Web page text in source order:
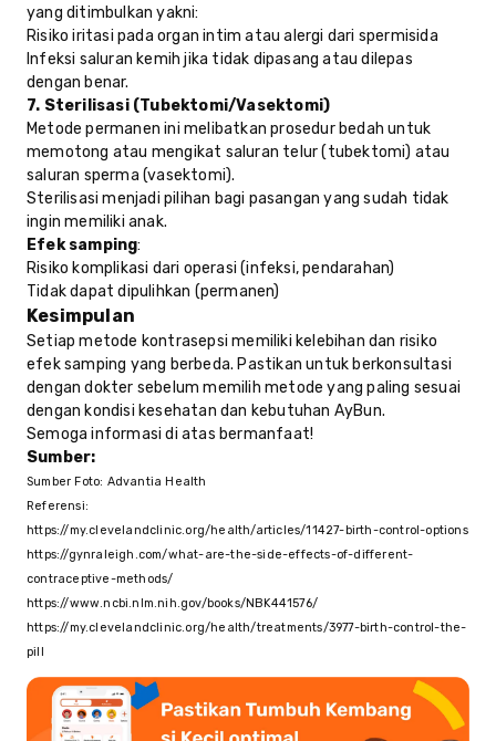
yang ditimbulkan yakni:
Risiko iritasi pada organ intim atau alergi dari spermisida
Infeksi saluran kemih jika tidak dipasang atau dilepas
dengan benar.
7. Sterilisasi (Tubektomi/Vasektomi)
Metode permanen ini melibatkan prosedur bedah untuk
memotong atau mengikat saluran telur (tubektomi) atau
saluran sperma (vasektomi).
Sterilisasi menjadi pilihan bagi pasangan yang sudah tidak
ingin memiliki anak.
Efek samping:
Risiko komplikasi dari operasi (infeksi, pendarahan)
Tidak dapat dipulihkan (permanen)
Kesimpulan
Setiap metode kontrasepsi memiliki kelebihan dan risiko
efek samping yang berbeda. Pastikan untuk berkonsultasi
dengan dokter sebelum memilih metode yang paling sesuai
dengan kondisi kesehatan dan kebutuhan AyBun.
Semoga informasi di atas bermanfaat!
Sumber:
Sumber Foto: Advantia Health
Referensi:
https://my.clevelandclinic.org/health/articles/11427-birth-control-options
https://gynraleigh.com/what-are-the-side-effects-of-different-
contraceptive-methods/
https://www.ncbi.nlm.nih.gov/books/NBK441576/
https://my.clevelandclinic.org/health/treatments/3977-birth-control-the-
pill